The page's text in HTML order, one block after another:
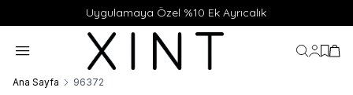
Uygulamaya Özel %10 Ek Ayrıcalık
Ana Sayfa 96372